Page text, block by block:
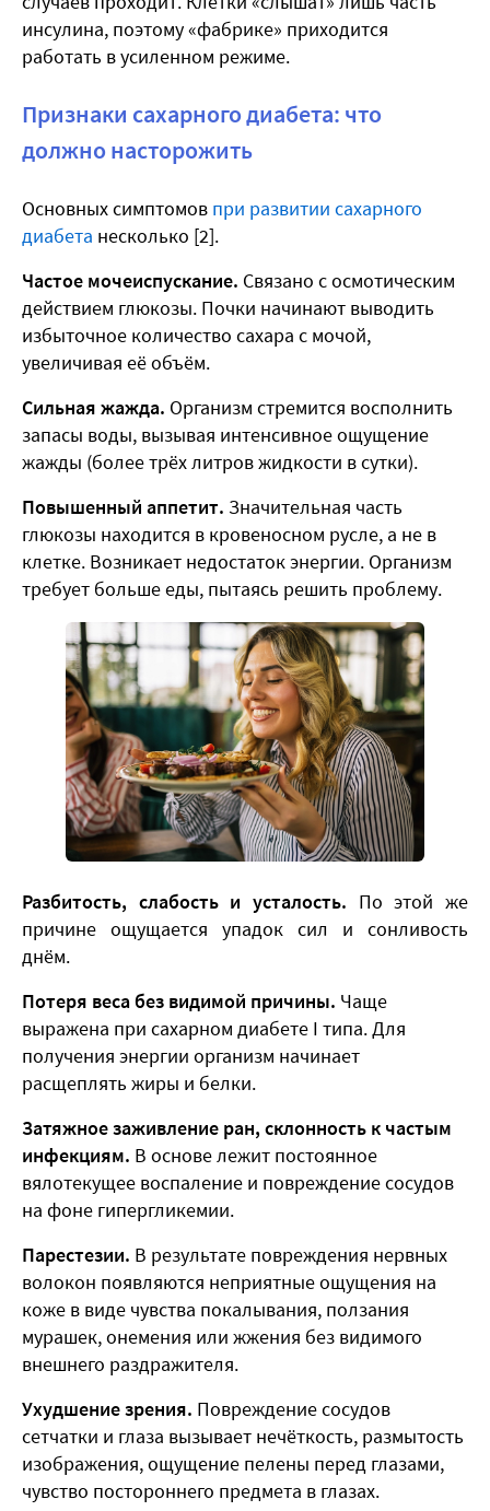
инсулина, поэтому «фабрике» приходится
работать в усиленном режиме.
Признаки сахарного диабета: что
должно насторожить
Основных симптомов при развитии сахарного
диабета несколько [2].
Частое мочеиспускание. Связано с осмотическим
действием глюкозы. Почки начинают выводить
избыточное количество сахара с мочой,
увеличивая её объём.
Сильная жажда. Организм стремится восполнить
запасы воды, вызывая интенсивное ощущение
жажды (более трёх литров жидкости в сутки).
Повышенный аппетит. Значительная часть
глюкозы находится в кровеносном русле, а не в
клетке. Возникает недостаток энергии. Организм
требует больше еды, пытаясь решить проблему.
Разбитость, слабость и усталость. По этой же
причине ощущается упадок сил и сонливость
днём.
Потеря веса без видимой причины. Чаще
выражена при сахарном диабете I типа. Для
получения энергии организм начинает
расщеплять жиры и белки.
Затяжное заживление ран, склонность к частым
инфекциям. В основе лежит постоянное
вялотекущее воспаление и повреждение сосудов
на фоне гипергликемии.
Парестезии. В результате повреждения нервных
волокон появляются неприятные ощущения на
коже в виде чувства покалывания, ползания
мурашек, онемения или жжения без видимого
внешнего раздражителя.
Ухудшение зрения. Повреждение сосудов
сетчатки и глаза вызывает нечёткость, размытость
изображения, ощущение пелены перед глазами,
чувство постороннего предмета в глазах.